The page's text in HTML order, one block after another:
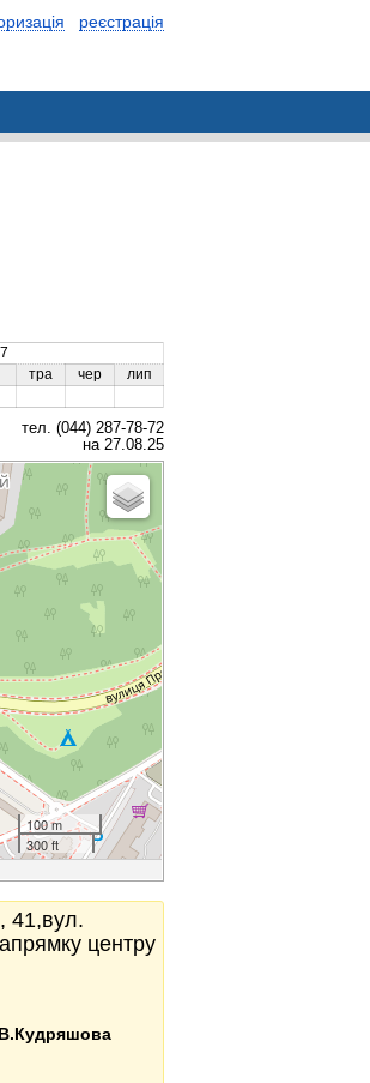
реєстрація
тра чер лип
тел. (044) 287-78-72
на 27.08.25
100 m
300 ft
41,вул.
центру
В.Кудряшова